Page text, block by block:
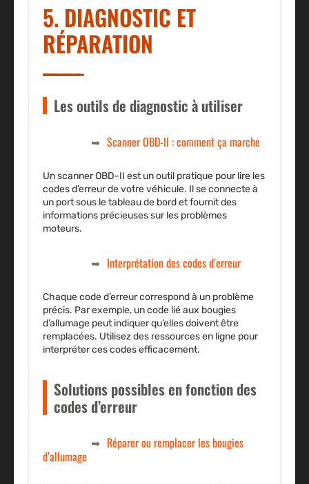
5. DIAGNOSTIC ET
RÉPARATION
Les outils de diagnostic à utiliser
Scanner OBD-II : comment ça marche
Un scanner OBD-II est un outil pratique pour lire les
codes d’erreur de votre véhicule. Il se connecte à
un port sous le tableau de bord et fournit des
informations précieuses sur les problèmes
moteurs.
Interprétation des codes d’erreur
Chaque code d’erreur correspond à un problème
précis. Par exemple, un code lié aux bougies
d’allumage peut indiquer qu’elles doivent être
remplacées. Utilisez des ressources en ligne pour
interpréter ces codes efficacement.
Solutions possibles en fonction des
codes d’erreur
Réparer ou remplacer les bougies
d’allumage